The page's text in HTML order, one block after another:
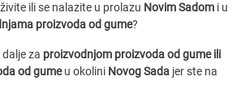
ili se nalazite u prolazu Novim Sadom i u
proizvoda od gume?
za proizvodnjom proizvoda od gume ili
od gumeu okolini Novog Sada jer ste na